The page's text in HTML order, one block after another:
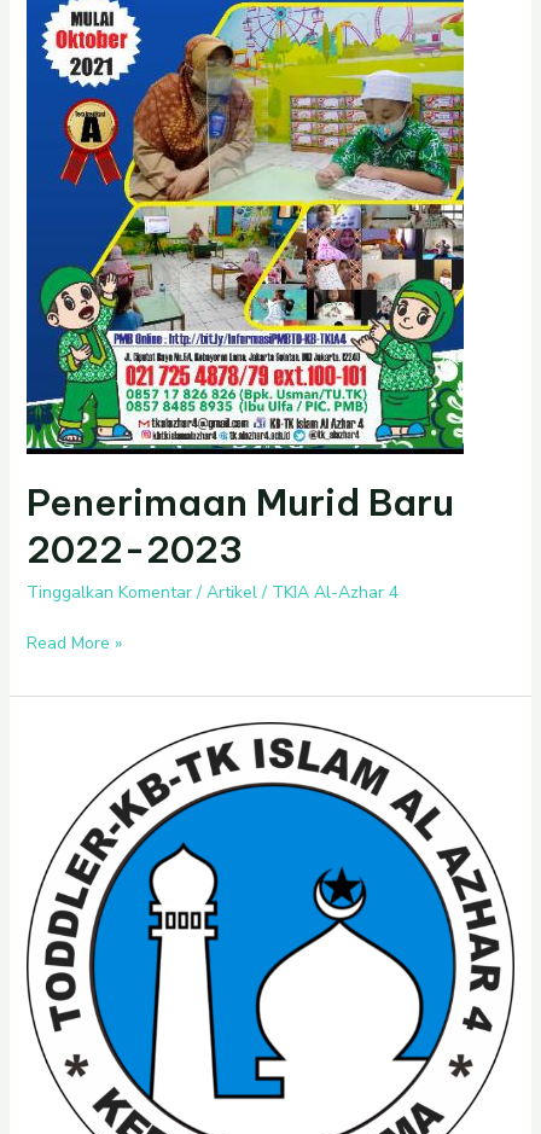
Penerimaan Murid Baru
2022-2023
Tinggalkan Komentar / Artikel/ TKIA Al-Azhar 4
Read More »
Terbatas(PTMT)